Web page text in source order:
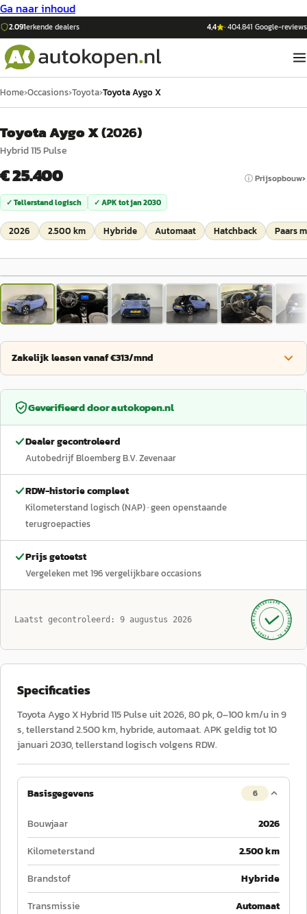
Ga naar inhoud
2.091erkende dealers 4,4 ·404.841 Google-reviews
Home›Occasions›Toyota›Toyota Aygo X
Toyota Aygo X(2026)
Hybrid 115 Pulse
€ 25.400 ⓘ Prijsopbouw
✓ Tellerstand logisch ✓ APK totjan 2030
2026 2.500 km Hybride Automaat Hatchback Paars
1/19
Zakelijk leasen vanaf €313/mnd
Geverifieerd doorautokopen.nl
Dealer gecontroleerd
Autobedrijf Bloemberg B.V. Zevenaar
RDW-historie compleet
Kilometerstand logisch (NAP)· geen openstaande
terugroepacties
Prijs getoetst
Vergeleken met196vergelijkbare occasions
Laatst gecontroleerd: 9 augustus 2026 GECONTROLEERD ·
AUTOKOPEN.NL
· SINDS 1999 ·
Specificaties
Toyota Aygo X Hybrid 115 Pulse uit 2026, 80 pk, 0–100 km/u in 9
s, tellerstand 2.500 km, hybride, automaat. APK geldig tot 10
januari 2030, tellerstand logisch volgens RDW.
Basisgegevens 6
Bouwjaar
2026
Kilometerstand
2.500 km
Brandstof
Hybride
Transmissie
Automaat